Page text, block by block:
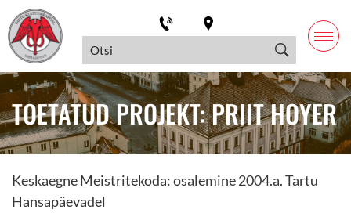
TOETATUD PROJEKT: PRIIT HOYER
Keskaegne Meistritekoda: osalemine 2004.a. Tartu
Hansapäevadel